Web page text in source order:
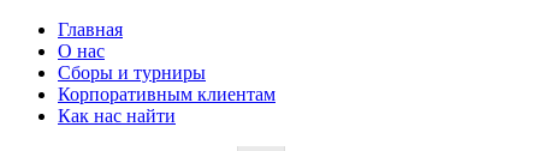
Главная
О нас
Сборы и турниры
Корпоративным клиентам
Как нас найти